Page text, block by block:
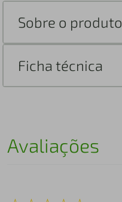
Sobre o produto
Ficha técnica
Avaliações